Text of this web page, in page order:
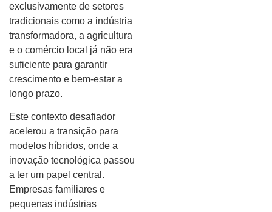
exclusivamente de setores
tradicionais como a indústria
transformadora, a agricultura
e o comércio local já não era
suficiente para garantir
crescimento e bem-estar a
longo prazo.
Este contexto desafiador
acelerou a transição para
modelos híbridos, onde a
inovação tecnológica passou
a ter um papel central.
Empresas familiares e
pequenas indústrias